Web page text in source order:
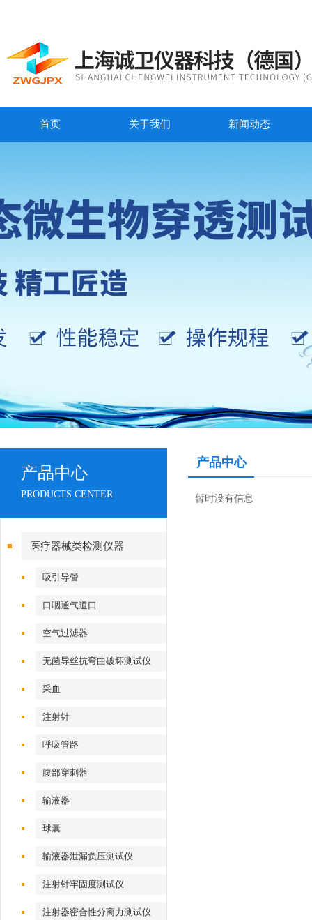
首页 关于我们 新闻动态
产品中心
PRODUCTS CENTER
医疗器械类检测仪器
吸引导管
口咽通气道口
空气过滤器
无菌导丝抗弯曲破坏测试仪
采血
注射针
呼吸管路
腹部穿刺器
输液器
球囊
输液器泄漏负压测试仪
注射针牢固度测试仪
注射器密合性分离力测试仪
产品中心
暂时没有信息